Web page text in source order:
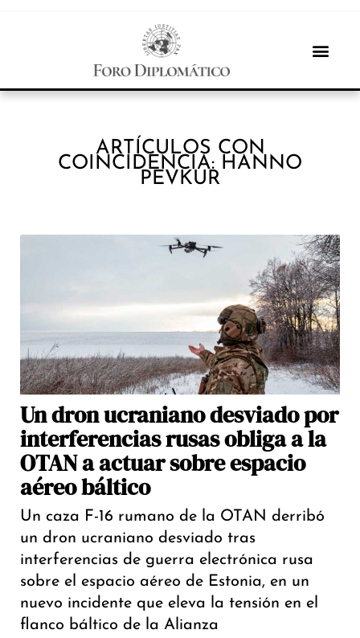
ARTÍCULOS CON
COINCIDENCIA: HANNO
PEVKUR
Un dron ucraniano desviado por
interferencias rusas obliga a la
OTAN a actuar sobre espacio
aéreo báltico
Un caza F-16 rumano de la OTAN derribó
un dron ucraniano desviado tras
interferencias de guerra electrónica rusa
sobre el espacio aéreo de Estonia, en un
nuevo incidente que eleva la tensión en el
flanco báltico de la Alianza